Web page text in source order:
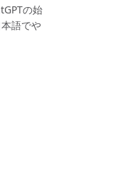
の始
語でや